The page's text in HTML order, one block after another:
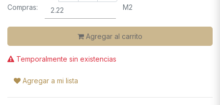
Compras: M2
Agregar al carrito
Temporalmente sin existencias
Agregar a mi lista